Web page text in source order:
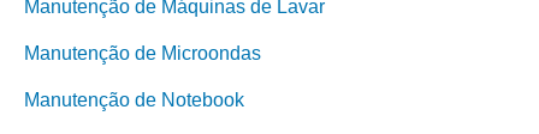
Manutenção de Máquinas de Lavar
Manutenção de Microondas
Manutenção de Notebook